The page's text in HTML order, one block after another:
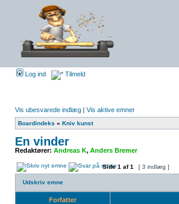
Log ind Tilmeld
Vis ubesvarede indlæg | Vis aktive emner
Boardindeks » Kniv kunst
En vinder
Redaktører: Andreas K, Anders Bremer
Side1 af1 [ 3 indlæg ]
Udskriv emne
Forfatter